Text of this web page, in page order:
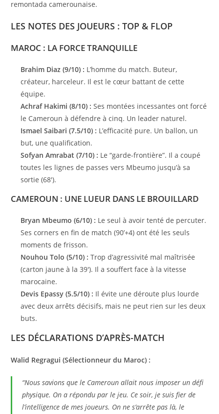
remontada camerounaise.
LES NOTES DES JOUEURS : TOP & FLOP
MAROC : LA FORCE TRANQUILLE
Brahim Diaz (9/10) : L’homme du match. Buteur,
créateur, harceleur. Il est le cœur battant de cette
équipe.
Achraf Hakimi (8/10) : Ses montées incessantes ont forcé
le Cameroun à défendre à cinq. Un leader naturel.
Ismael Saibari (7.5/10) : L’efficacité pure. Un ballon, un
but, une qualification.
Sofyan Amrabat (7/10) : Le “garde-frontière”. Il a coupé
toutes les lignes de passes vers Mbeumo jusqu’à sa
sortie (68′).
CAMEROUN : UNE LUEUR DANS LE BROUILLARD
Bryan Mbeumo (6/10) : Le seul à avoir tenté de percuter.
Ses corners en fin de match (90’+4) ont été les seuls
moments de frisson.
Nouhou Tolo (5/10) : Trop d’agressivité mal maîtrisée
(carton jaune à la 39′). Il a souffert face à la vitesse
marocaine.
Devis Epassy (5.5/10) : Il évite une déroute plus lourde
avec deux arrêts décisifs, mais ne peut rien sur les deux
buts.
LES DÉCLARATIONS D’APRÈS-MATCH
Walid Regragui (Sélectionneur du Maroc) :
“Nous savions que le Cameroun allait nous imposer un défi
physique. On a répondu par le jeu. Ce soir, je suis fier de
l’intelligence de mes joueurs. On ne s’arrête pas là, le